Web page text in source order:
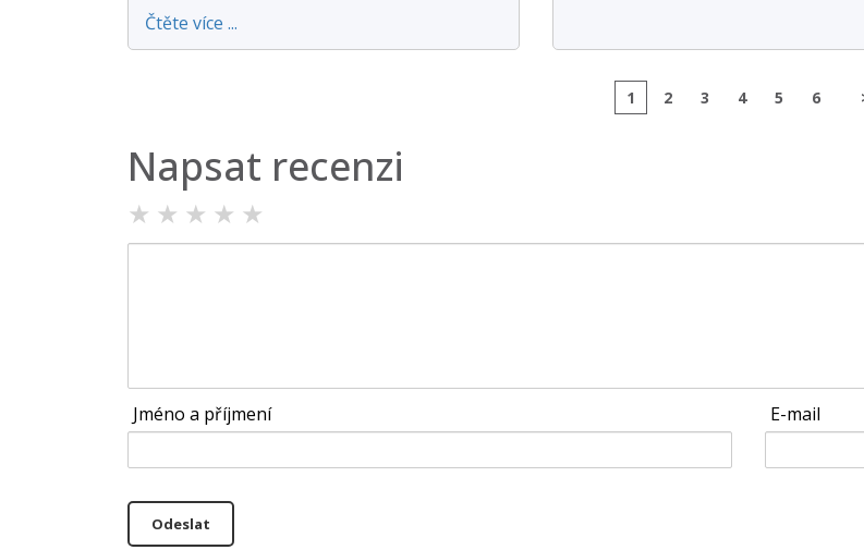
Čtěte více ...
1 2 3 4 5 6
Napsat recenzi
★ ★ ★ ★ ★
Jméno a příjmení E-mail
Odeslat